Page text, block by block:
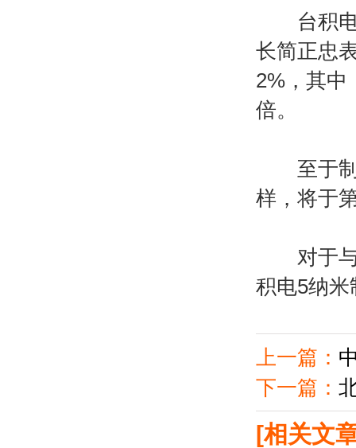
台积电
长简正忠
2%，其中
倍。
至于制
样，将于
对于与
积电5纳
上一篇：
下一篇：
[相关文